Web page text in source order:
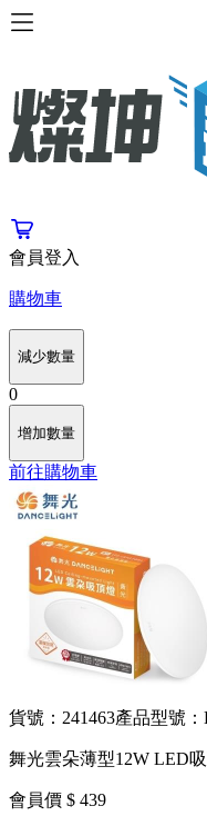
會員登入
購物車
減少數量
0
增加數量
前往購物車
貨號：241463產品型號
舞光雲朵薄型12W LED
會員價 $ 439